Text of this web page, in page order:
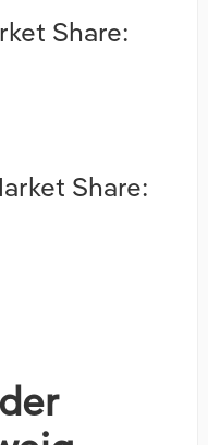
Share:
Share: